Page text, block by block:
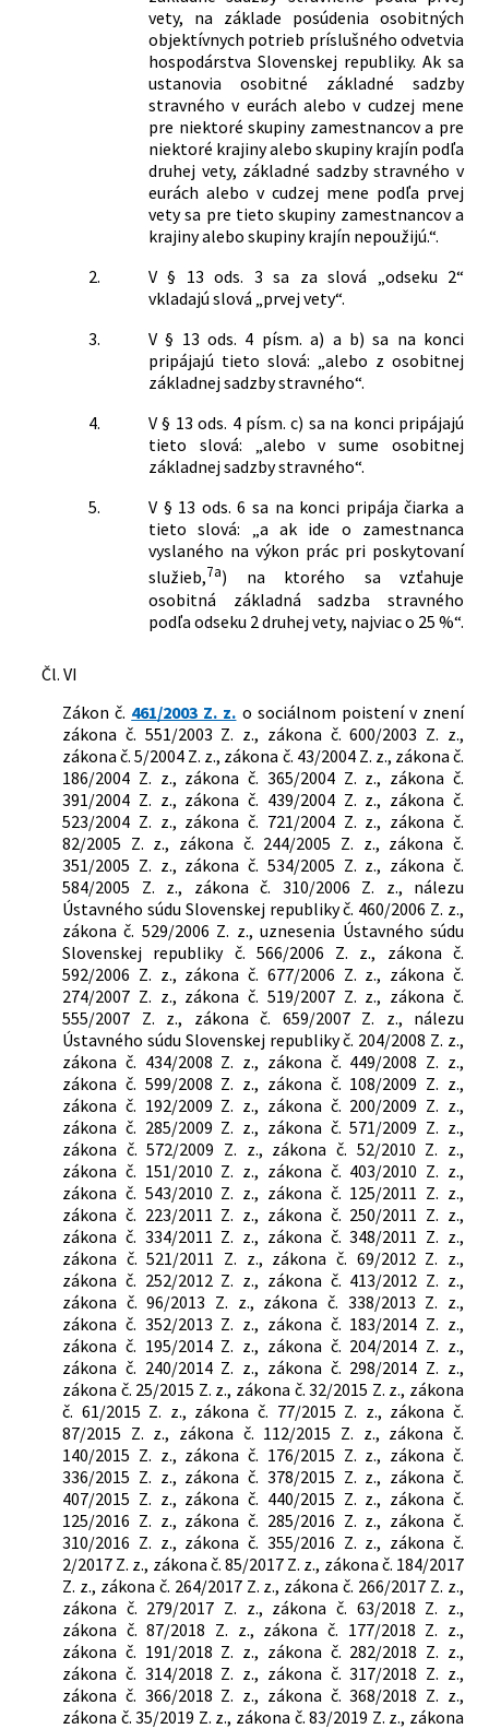
vety, na základe posúdenia osobitných
objektívnych potrieb príslušného odvetvia
hospodárstva Slovenskej republiky. Ak sa
ustanovia osobitné základné sadzby
stravného v eurách alebo v cudzej mene
pre niektoré skupiny zamestnancov a pre
niektoré krajiny alebo skupiny krajín podľa
druhej vety, základné sadzby stravného v
eurách alebo v cudzej mene podľa prvej
vety sa pre tieto skupiny zamestnancov a
krajiny alebo skupiny krajín nepoužijú.“.
2.
V § 13 ods. 3 sa za slová „odseku 2“
vkladajú slová „prvej vety“.
3.
V § 13 ods. 4 písm. a) a b) sa na konci
pripájajú tieto slová: „alebo z osobitnej
základnej sadzby stravného“.
4.
V § 13 ods. 4 písm. c) sa na konci pripájajú
tieto slová: „alebo v sume osobitnej
základnej sadzby stravného“.
5.
V § 13 ods. 6 sa na konci pripája čiarka a
tieto slová: „a ak ide o zamestnanca
vyslaného na výkon prác pri poskytovaní
služieb,7a) na ktorého sa vzťahuje
osobitná základná sadzba stravného
podľa odseku 2 druhej vety, najviac o 25 %“.
Čl. VI
Zákon č. 461/2003 Z. z. o sociálnom poistení v znení
zákona č. 551/2003 Z. z., zákona č. 600/2003 Z. z.,
zákona č. 5/2004 Z. z., zákona č. 43/2004 Z. z., zákona č.
186/2004 Z. z., zákona č. 365/2004 Z. z., zákona č.
391/2004 Z. z., zákona č. 439/2004 Z. z., zákona č.
523/2004 Z. z., zákona č. 721/2004 Z. z., zákona č.
82/2005 Z. z., zákona č. 244/2005 Z. z., zákona č.
351/2005 Z. z., zákona č. 534/2005 Z. z., zákona č.
584/2005 Z. z., zákona č. 310/2006 Z. z., nálezu
Ústavného súdu Slovenskej republiky č. 460/2006 Z. z.,
zákona č. 529/2006 Z. z., uznesenia Ústavného súdu
Slovenskej republiky č. 566/2006 Z. z., zákona č.
592/2006 Z. z., zákona č. 677/2006 Z. z., zákona č.
274/2007 Z. z., zákona č. 519/2007 Z. z., zákona č.
555/2007 Z. z., zákona č. 659/2007 Z. z., nálezu
Ústavného súdu Slovenskej republiky č. 204/2008 Z. z.,
zákona č. 434/2008 Z. z., zákona č. 449/2008 Z. z.,
zákona č. 599/2008 Z. z., zákona č. 108/2009 Z. z.,
zákona č. 192/2009 Z. z., zákona č. 200/2009 Z. z.,
zákona č. 285/2009 Z. z., zákona č. 571/2009 Z. z.,
zákona č. 572/2009 Z. z., zákona č. 52/2010 Z. z.,
zákona č. 151/2010 Z. z., zákona č. 403/2010 Z. z.,
zákona č. 543/2010 Z. z., zákona č. 125/2011 Z. z.,
zákona č. 223/2011 Z. z., zákona č. 250/2011 Z. z.,
zákona č. 334/2011 Z. z., zákona č. 348/2011 Z. z.,
zákona č. 521/2011 Z. z., zákona č. 69/2012 Z. z.,
zákona č. 252/2012 Z. z., zákona č. 413/2012 Z. z.,
zákona č. 96/2013 Z. z., zákona č. 338/2013 Z. z.,
zákona č. 352/2013 Z. z., zákona č. 183/2014 Z. z.,
zákona č. 195/2014 Z. z., zákona č. 204/2014 Z. z.,
zákona č. 240/2014 Z. z., zákona č. 298/2014 Z. z.,
zákona č. 25/2015 Z. z., zákona č. 32/2015 Z. z., zákona
č. 61/2015 Z. z., zákona č. 77/2015 Z. z., zákona č.
87/2015 Z. z., zákona č. 112/2015 Z. z., zákona č.
140/2015 Z. z., zákona č. 176/2015 Z. z., zákona č.
336/2015 Z. z., zákona č. 378/2015 Z. z., zákona č.
407/2015 Z. z., zákona č. 440/2015 Z. z., zákona č.
125/2016 Z. z., zákona č. 285/2016 Z. z., zákona č.
310/2016 Z. z., zákona č. 355/2016 Z. z., zákona č.
2/2017 Z. z., zákona č. 85/2017 Z. z., zákona č. 184/2017
Z. z., zákona č. 264/2017 Z. z., zákona č. 266/2017 Z. z.,
zákona č. 279/2017 Z. z., zákona č. 63/2018 Z. z.,
zákona č. 87/2018 Z. z., zákona č. 177/2018 Z. z.,
zákona č. 191/2018 Z. z., zákona č. 282/2018 Z. z.,
zákona č. 314/2018 Z. z., zákona č. 317/2018 Z. z.,
zákona č. 366/2018 Z. z., zákona č. 368/2018 Z. z.,
zákona č. 35/2019 Z. z., zákona č. 83/2019 Z. z., zákona